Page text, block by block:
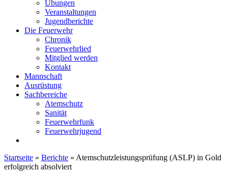
Übungen
Veranstaltungen
Jugendberichte
Die Feuerwehr
Chronik
Feuerwehrlied
Mitglied werden
Kontakt
Mannschaft
Ausrüstung
Sachbereiche
Atemschutz
Sanität
Feuerwehrfunk
Feuerwehrjugend
Startseite » Berichte » Atemschutzleistungsprüfung (ASLP) in Gold
erfolgreich absolviert